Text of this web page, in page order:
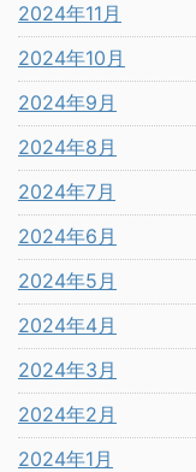
2024年11月
2024年10月
2024年9月
2024年8月
2024年7月
2024年6月
2024年5月
2024年4月
2024年3月
2024年2月
2024年1月